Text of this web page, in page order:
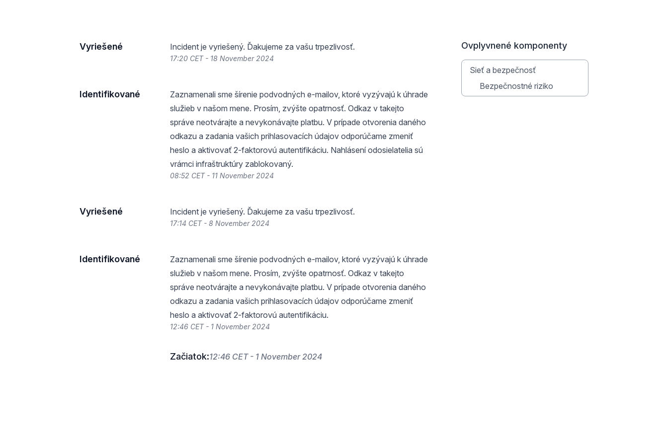
Vyriešené Incident je vyriešený. Ďakujeme za vašu trpezlivosť.
17:20 CET - 18 November 2024
Identifikované
Zaznamenali sme šírenie podvodných e-mailov, ktoré vyzývajú k úhrade
služieb v našom mene. Prosím, zvýšte opatrnosť. Odkaz v takejto
správe neotvárajte a nevykonávajte platbu. V prípade otvorenia daného
odkazu a zadania vašich prihlasovacích údajov odporúčame zmeniť
heslo a aktivovať 2-faktorovú autentifikáciu. Nahlásení odosielatelia sú
vrámci infraštruktúry zablokovaný.
08:52 CET - 11 November 2024
Vyriešené Incident je vyriešený. Ďakujeme za vašu trpezlivosť.
17:14 CET - 8 November 2024
Identifikované
Zaznamenali sme šírenie podvodných e-mailov, ktoré vyzývajú k úhrade
služieb v našom mene. Prosím, zvýšte opatrnosť. Odkaz v takejto
správe neotvárajte a nevykonávajte platbu. V prípade otvorenia daného
odkazu a zadania vašich prihlasovacích údajov odporúčame zmeniť
heslo a aktivovať 2-faktorovú autentifikáciu.
12:46 CET - 1 November 2024
Začiatok:12:46 CET - 1 November 2024
Ovplyvnené komponenty
Sieť a bezpečnosť
Bezpečnostné riziko